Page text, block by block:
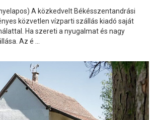
A közkedvelt Békésszentandrási
közvetlen vízparti szállás kiadó saját
Ha szereti a nyugalmat és nagy
Az é ...